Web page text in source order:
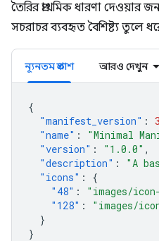
তৈরির প্রাথমিক ধারণা
সচরাচর ব্যবহৃত বৈশিষ্ট্য তুলে
ন্যূনতম প্রকাশ আরও দেখুন
{
"manifest_version" : 3
"name" : "Minimal
"version" : "1.0.0" ,
"description" :
"A
"icons" :
{
"48" : "images/
"128" :
"images/
}
}